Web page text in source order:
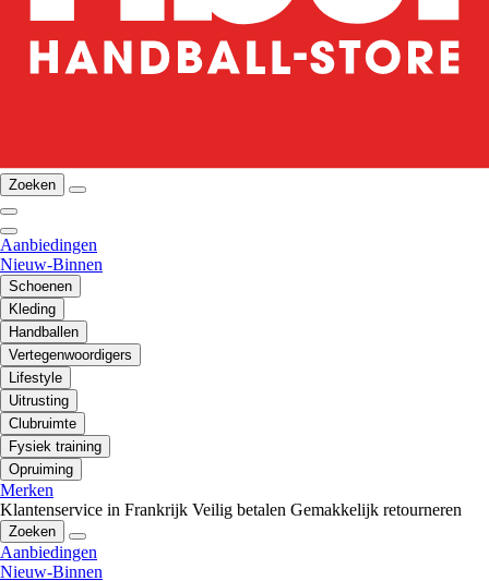
Zoeken
Aanbiedingen
Nieuw-Binnen
Schoenen
Kleding
Handballen
Vertegenwoordigers
Lifestyle
Uitrusting
Clubruimte
Fysiek training
Opruiming
Merken
Klantenservice in Frankrijk Veilig betalen Gemakkelijk retourneren
Zoeken
Aanbiedingen
Nieuw-Binnen